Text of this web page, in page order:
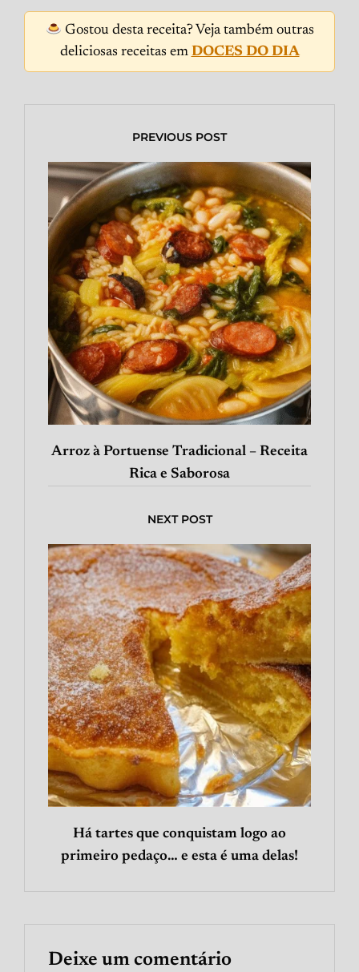
Gostou desta receita? Veja também outras
deliciosas receitas em DOCES DO DIA
PREVIOUS POST
Arroz à Portuense Tradicional – Receita
Rica e Saborosa
NEXT POST
Há tartes que conquistam logo ao
primeiro pedaço… e esta é uma delas!
Deixe um comentário